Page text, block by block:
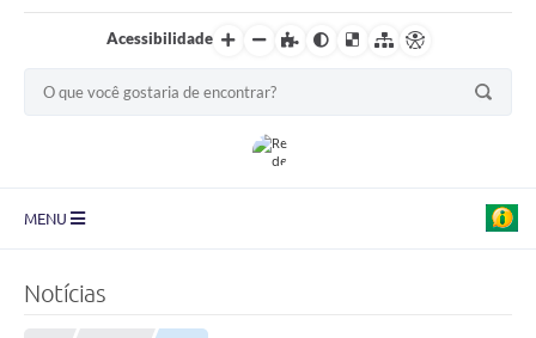
Acessibilidade
MENU
Notícias